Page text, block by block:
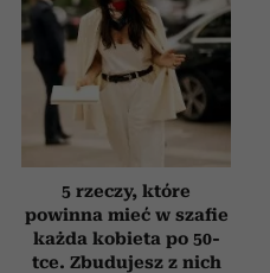
5 rzeczy, które
powinna mieć w szafie
każda kobieta po 50-
tce. Zbudujesz z nich